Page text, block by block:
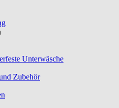
Unterwäsche
Zubehör